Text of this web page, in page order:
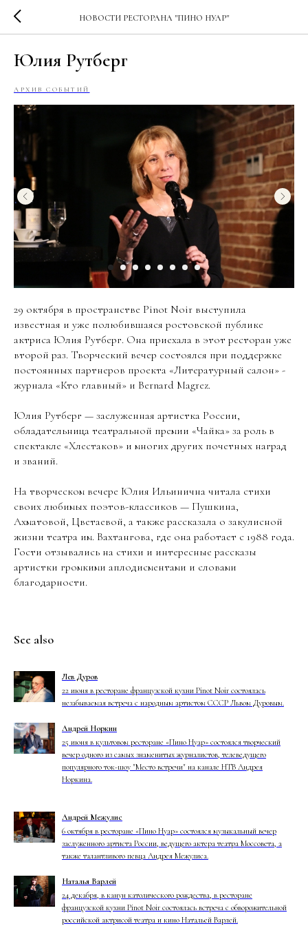
НОВОСТИ РЕСТОРАНА "ПИНО НУАР"
Юлия Рутберг
АРХИВ СОБЫТИЙ
29 октября в пространстве Pinot Noir выступила
известная и уже полюбившаяся ростовской публике
актриса Юлия Рутберг. Она приехала в этот ресторан уже
второй раз. Творческий вечер состоялся при поддержке
постоянных партнеров проекта «Литературный салон» -
журнала «Кто главный» и Bernard Magrez.
Юлия Рутберг — заслуженная артистка России,
обладательница театральной премии «Чайка» за роль в
спектакле «Хлестаков» и многих других почетных наград
и званий.
На творческом вечере Юлия Ильинична читала стихи
своих любимых поэтов-классиков — Пушкина,
Ахматовой, Цветаевой, а также рассказала о закулисной
жизни театра им. Вахтангова, где она работает с 1988 года.
Гости отзывались на стихи и интересные рассказы
артистки громкими аплодисментами и словами
благодарности.
See also
Лев Дуров
22 июня в ресторане французской кухни Pinot Noir состоялась
незабываемая встреча с народным артистом СССР Львом Дуровым.
Андрей Норкин
25 июня в культовом ресторане «Пино Нуар» состоялся творческий
вечер одного из самых знаменитых журналистов, телеведущего
популярного ток-шоу "Место встречи" на канале НТВ Андрея
Норкина.
Андрей Межулис
6 октября в ресторане «Пино Нуар» состоялся музыкальный вечер
заслуженного артиста России, ведущего актера театра Моссовета, а
также талантливого певца Андрея Межулиса.
Наталья Варлей
24 декабря, в канун католического рождества, в ресторане
французской кухни Pinot Noir состоялась встреча с обворожительной
российской актрисой театра и кино Натальей Варлей.